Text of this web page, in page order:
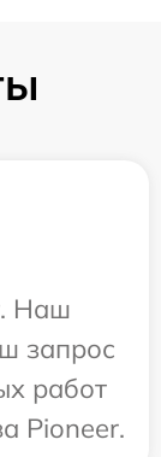
Наш
запрос
работ
Pioneer.